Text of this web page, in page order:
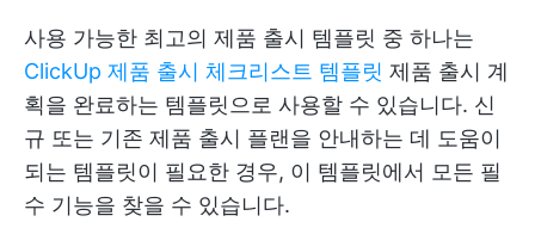
사용 가능한 최고의 제품 출시 템플릿 중 하나는
ClickUp 제품 출시 체크리스트 템플릿 제품 출시 계
획을 완료하는 템플릿으로 사용할 수 있습니다. 신
규 또는 기존 제품 출시 플랜을 안내하는 데 도움이
되는 템플릿이 필요한 경우, 이 템플릿에서 모든 필
수 기능을 찾을 수 있습니다.